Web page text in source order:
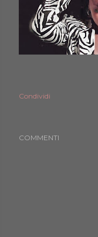
Condividi
COMMENTI